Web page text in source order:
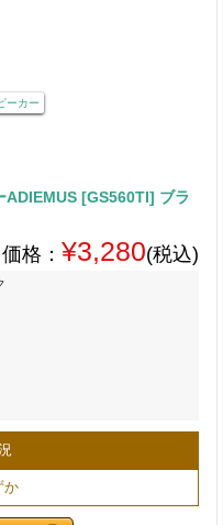
ーカー
ADIEMUS [GS560TI] ブラ
格： ¥3,280(税込)
か